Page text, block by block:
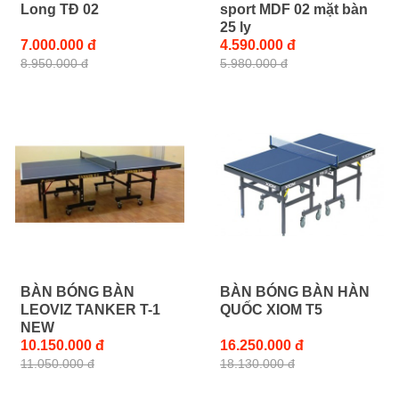
Long TĐ 02
7.000.000 đ
8.950.000 đ
sport MDF 02 mặt bàn
25 ly
4.590.000 đ
5.980.000 đ
BÀN BÓNG BÀN
LEOVIZ TANKER T-1
NEW
10.150.000 đ
11.050.000 đ
BÀN BÓNG BÀN HÀN
QUỐC XIOM T5
16.250.000 đ
18.130.000 đ